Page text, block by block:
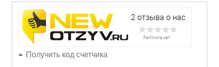
Получить код счетчика